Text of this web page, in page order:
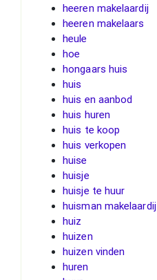
heeren makelaardij
heeren makelaars
heule
hoe
hongaars huis
huis
huis en aanbod
huis huren
huis te koop
huis verkopen
huise
huisje
huisje te huur
huisman makelaardij
huiz
huizen
huizen vinden
huren